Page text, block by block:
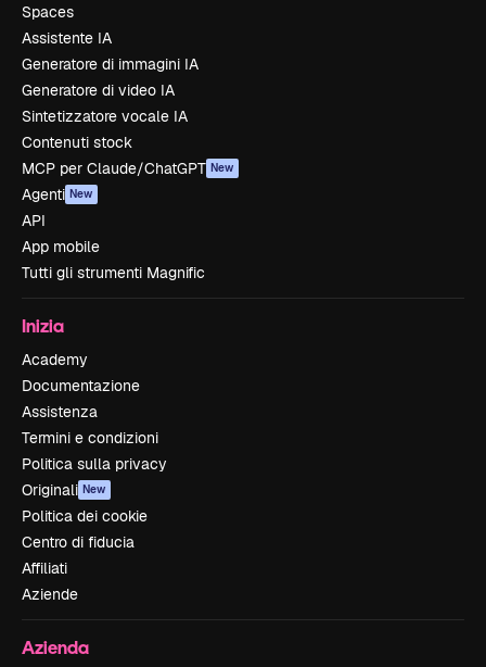
Spaces
Assistente IA
Generatore di immagini IA
Generatore di video IA
Sintetizzatore vocale IA
Contenuti stock
MCP per Claude/ChatGPT New
Agenti New
API
App mobile
Tutti gli strumenti Magnific
Inizia
Academy
Documentazione
Assistenza
Termini e condizioni
Politica sulla privacy
Originali New
Politica dei cookie
Centro di fiducia
Affiliati
Aziende
Azienda